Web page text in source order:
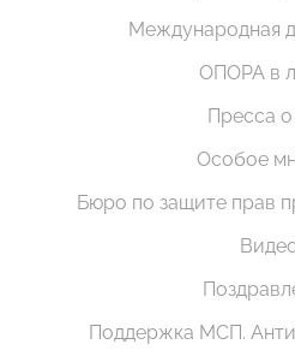
Международная
ОПОРА в
Пресса
Особое
Бюро по защите прав
Поддержка МСП.